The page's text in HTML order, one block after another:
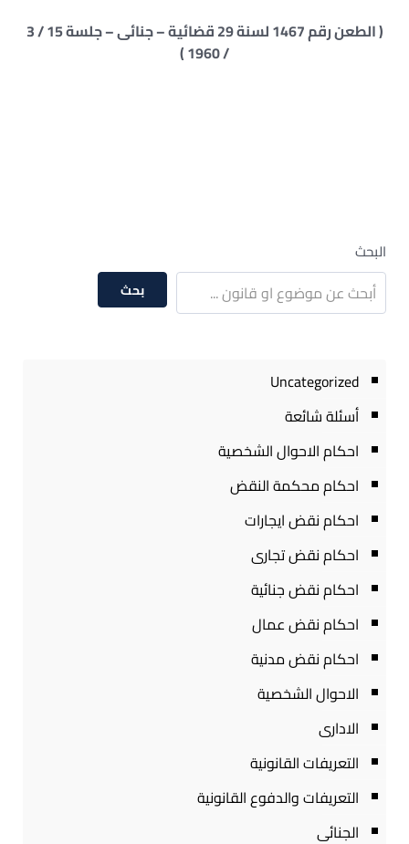
( الطعن رقم 1467 لسنة 29 قضائية – جنائى – جلسة 15 / 3
/ 1960 )
البحث
بحث
Uncategorized
أسئلة شائعة
احكام الاحوال الشخصية
احكام محكمة النقض
احكام نقض ايجارات
احكام نقض تجارى
احكام نقض جنائية
احكام نقض عمال
احكام نقض مدنية
الاحوال الشخصية
الادارى
التعريفات القانونية
التعريفات والدفوع القانونية
الجنائى